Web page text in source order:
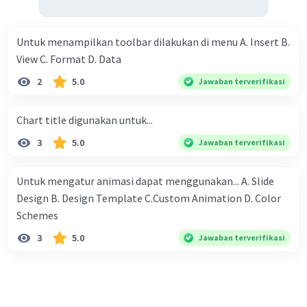
mendapatkan seribu rupiah, 2 ribu rupiah, 4 ribu rupiah, 8
ribu rupiah dan seterusnya. Mereka berniat untuk
membantu petani, dan mereka berdua sudah berjanji
mereka juga diam-diam sudah sepakat untuk membagi
sama rata dari yang diperoleh berdua. Pertanyaannya:
Kepada petani yang mana mereka bekerja sehingga
Untuk menampilkan toolbar dilakukan di menu A. Insert B.
View C. Format D. Data
2 5.0 Jawaban terverifikasi
Chart title digunakan untuk...
3 5.0 Jawaban terverifikasi
Untuk mengatur animasi dapat menggunakan... A. Slide
Design B. Design Template C.Custom Animation D. Color
Schemes​
3 5.0 Jawaban terverifikasi